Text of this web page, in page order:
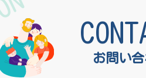
お問い